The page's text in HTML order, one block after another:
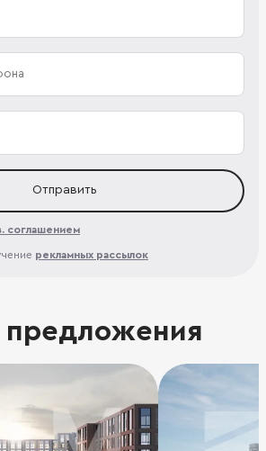
Отправить
соглашением
рекламных рассылок